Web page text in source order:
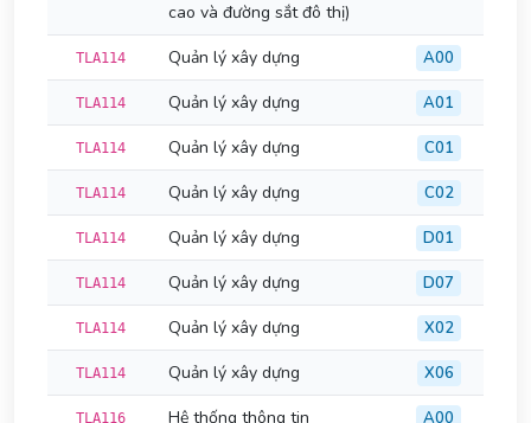
cao và đường sắt đô thị)
TLA114 Quản lý xây dựng A00
TLA114 Quản lý xây dựng A01
TLA114 Quản lý xây dựng C01
TLA114 Quản lý xây dựng C02
TLA114 Quản lý xây dựng D01
TLA114 Quản lý xây dựng D07
TLA114 Quản lý xây dựng X02
TLA114 Quản lý xây dựng X06
TLA116 Hệ thống thông tin A00